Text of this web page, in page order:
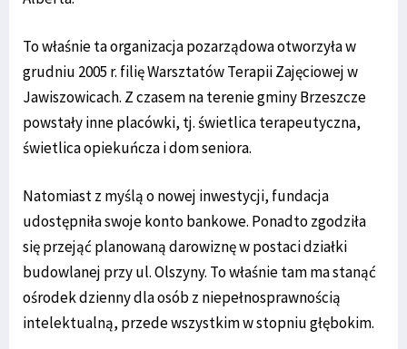
To właśnie ta organizacja pozarządowa otworzyła w
grudniu 2005 r. filię Warsztatów Terapii Zajęciowej w
Jawiszowicach. Z czasem na terenie gminy Brzeszcze
powstały inne placówki, tj. świetlica terapeutyczna,
świetlica opiekuńcza i dom seniora.
Natomiast z myślą o nowej inwestycji, fundacja
udostępniła swoje konto bankowe. Ponadto zgodziła
się przejąć planowaną darowiznę w postaci działki
budowlanej przy ul. Olszyny. To właśnie tam ma stanąć
ośrodek dzienny dla osób z niepełnosprawnością
intelektualną, przede wszystkim w stopniu głębokim.